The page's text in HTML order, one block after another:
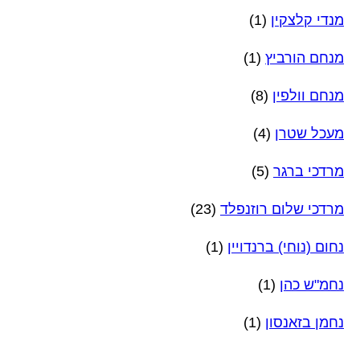
מנדי קלצקין (1)
מנחם הורביץ (1)
מנחם וולפין (8)
מעכל שטרן (4)
מרדכי ברגר (5)
מרדכי שלום רוזנפלד (23)
נחום (נוחי) ברנדויין (1)
נחמ"ש כהן (1)
נחמן בזאנסון (1)